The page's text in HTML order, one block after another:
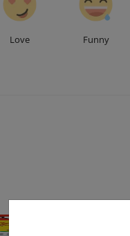
Love Funny